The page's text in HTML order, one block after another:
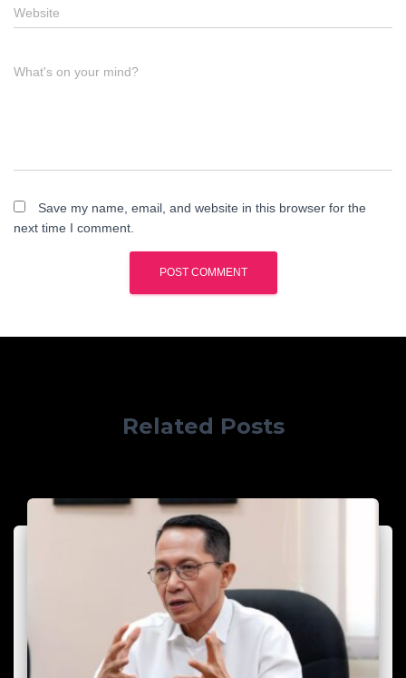
Website
What's on your mind?
Save my name, email, and website in this browser for the
next time I comment.
Related Posts